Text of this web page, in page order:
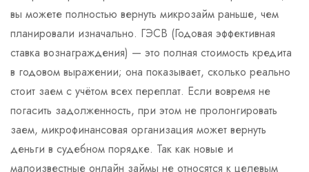
вы можете полностью вернуть микрозайм раньше, чем
планировали изначально. ГЭСВ (Годовая эффективная
ставка вознаграждения) — это полная стоимость кредита
в годовом выражении; она показывает, сколько реально
стоит заем с учётом всех переплат. Если вовремя не
погасить задолженность, при этом не пролонгировать
заем, микрофинансовая организация может вернуть
деньги в судебном порядке. Так как новые и
малоизвестные онлайн займы не относятся к целевым